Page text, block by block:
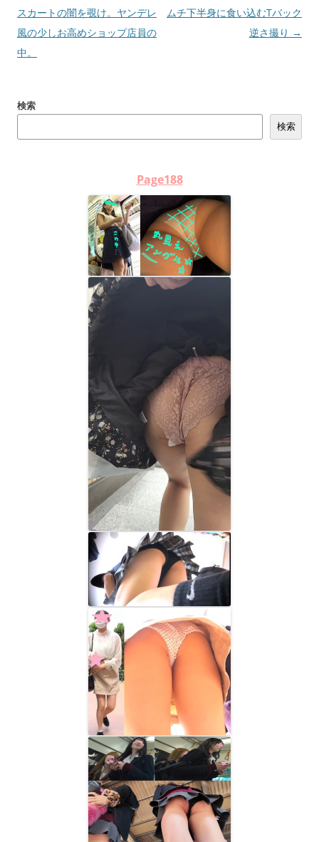
稿
ナ
ビ
シ
スカートの闇を覗け。ヤンデレ
風の少しお高めショップ店員の
中。
ムチ下半身に食い込むTバック
逆さ撮り →
検索
検索
Page188